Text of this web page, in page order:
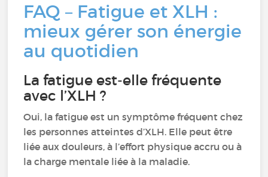
FAQ – Fatigue et XLH :
mieux gérer son énergie
au quotidien
La fatigue est-elle fréquente
avec l’XLH ?
Oui, la fatigue est un symptôme fréquent chez
les personnes atteintes d’XLH. Elle peut être
liée aux douleurs, à l’effort physique accru ou à
la charge mentale liée à la maladie.